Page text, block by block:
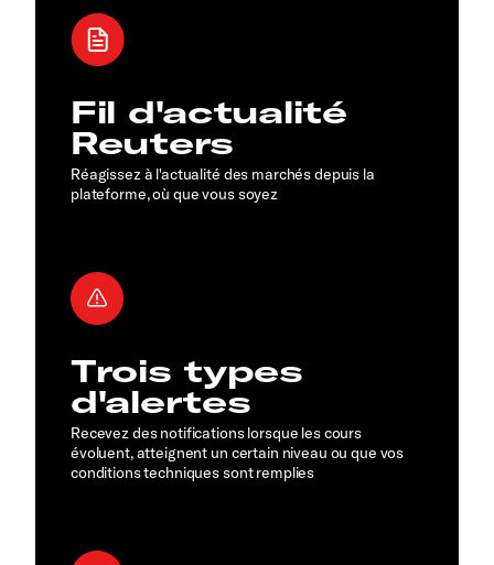
Fil d'actualité
Reuters
Réagissez à l'actualité des marchés depuis la
plateforme, où que vous soyez
Trois types
d'alertes
Recevez des notifications lorsque les cours
évoluent, atteignent un certain niveau ou que vos
conditions techniques sont remplies